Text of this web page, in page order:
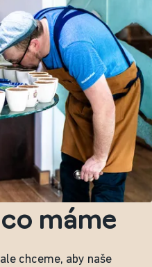
máme
chceme, aby naše